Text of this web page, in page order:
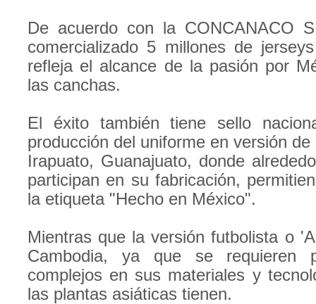
De acuerdo con la CONCANACO
comercializado 5 millones de
refleja el alcance de la pasión por
las canchas.
El éxito también tiene sello
producción del uniforme en versión
Irapuato, Guanajuato, donde
participan en su fabricación,
la etiqueta "Hecho en México".
Mientras que la versión futbolista o
Cambodia, ya que se requieren
complejos en sus materiales y
las plantas asiáticas tienen.